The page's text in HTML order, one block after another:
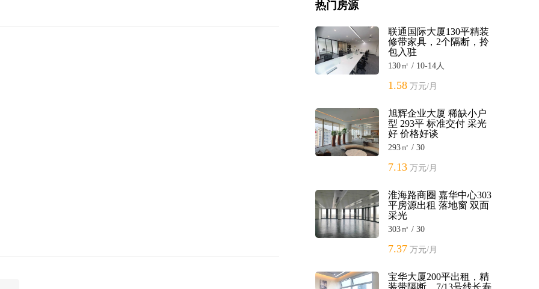
热门房源
联通国际大厦130平精装
修带家具，2个隔断，拎
包入驻
130㎡ / 10-14人
1.58 万元/月
旭辉企业大厦 稀缺小户
型 293平 标准交付 采光
好 价格好谈
293㎡ / 30
7.13 万元/月
淮海路商圈 嘉华中心303
平房源出租 落地窗 双面
采光
303㎡ / 30
7.37 万元/月
宝华大厦200平出租，精